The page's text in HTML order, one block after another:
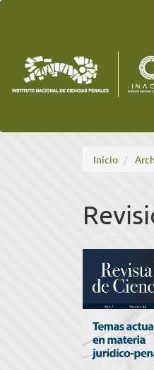
Barra
lateral
Inicio
Barra
lateral
del